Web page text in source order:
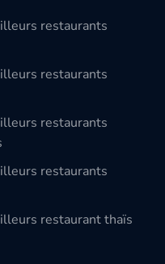
restaurants
restaurants
restaurants
restaurants
restaurant thaïs